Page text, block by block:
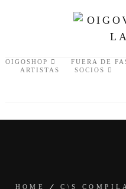
OIGOSHOP FUERA DE
ARTISTAS
SOCIOS
HOME /C\S